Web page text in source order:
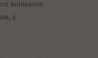
внимание
к